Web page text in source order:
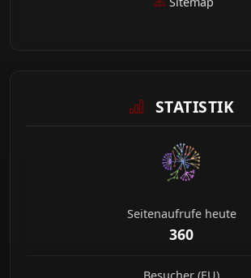
STATISTIK
Seitenaufrufe heute
360
Besucher (EU)